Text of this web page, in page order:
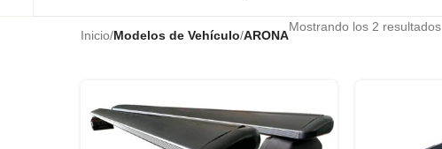
Inicio/Modelos de Vehículo/ARONA
Mostrando los 2 resultados